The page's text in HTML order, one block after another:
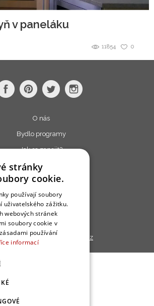
v paneláku
0
11854
O nás
Bydlo programy
Jak se zapojit?
Uživatelské podmínky
Ochrana osobních údajú
Cookies
Redakce
© 2013 - 2026, Bydlo.cz
stránky
cookie.
používají soubory
uživatelského zážitku.
webových stránek
soubory cookie v
používání
informací